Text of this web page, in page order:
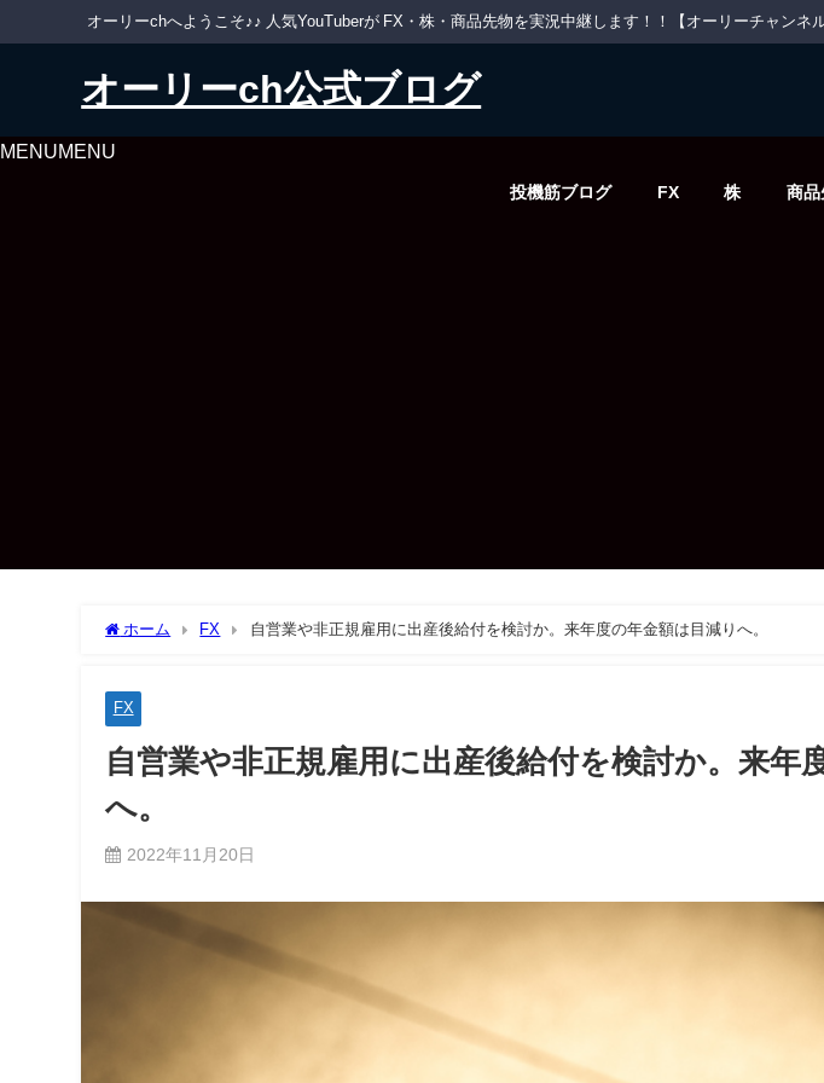
オーリーchへようこそ♪♪ 人気YouTuberが FX・株・商品先物を実況中継します！！【オーリーチャンネ
オーリーch公式ブログ
MENUMENU
投機筋ブログ FX 株 商品
ホーム FX 自営業や非正規雇用に出産後給付を検討か。来年度の年金額は目減りへ。
FX
自営業や非正規雇用に出産後給付を検討か。来年
へ。
2022年11月20日